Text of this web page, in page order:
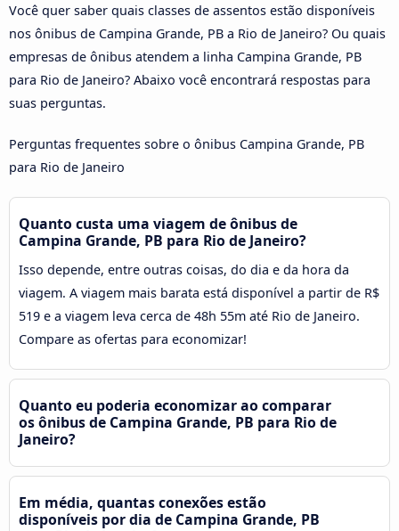
Você quer saber quais classes de assentos estão disponíveis
nos ônibus de Campina Grande, PB a Rio de Janeiro? Ou quais
empresas de ônibus atendem a linha Campina Grande, PB
para Rio de Janeiro? Abaixo você encontrará respostas para
suas perguntas.
Perguntas frequentes sobre o ônibus Campina Grande, PB
para Rio de Janeiro
Quanto custa uma viagem de ônibus de
Campina Grande, PB para Rio de Janeiro?
Isso depende, entre outras coisas, do dia e da hora da
viagem. A viagem mais barata está disponível a partir de R$
519 e a viagem leva cerca de 48h 55m até Rio de Janeiro.
Compare as ofertas para economizar!
Quanto eu poderia economizar ao comparar
os ônibus de Campina Grande, PB para Rio de
Janeiro?
Em média, quantas conexões estão
disponíveis por dia de Campina Grande, PB